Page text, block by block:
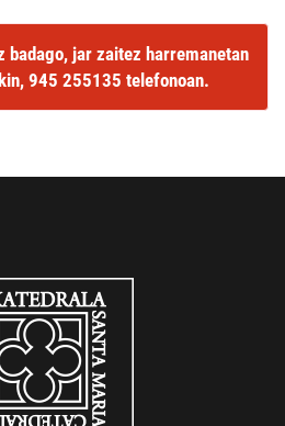
jar zaitez harremanetan
945 255135 telefonoan.